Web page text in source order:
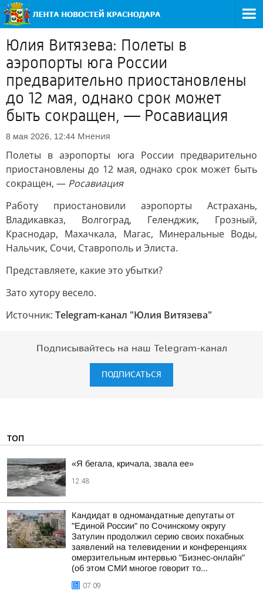
Юлия Витязева: Полеты в
аэропорты юга России
предварительно приостановлены
до 12 мая, однако срок может
быть сокращен, — Росавиация
8 мая 2026, 12:44 Мнения
Полеты в аэропорты юга России предварительно
приостановлены до 12 мая, однако срок может быть
сокращен, — Росавиация
Работу приостановили аэропорты Астрахань,
Владикавказ, Волгоград, Геленджик, Грозный,
Краснодар, Махачкала, Магас, Минеральные Воды,
Нальчик, Сочи, Ставрополь и Элиста.
Представляете, какие это убытки?
Зато хутору весело.
Источник: Telegram-канал "Юлия Витязева"
Подписывайтесь на наш Telegram-канал
ПОДПИСАТЬСЯ
ТОП
«Я бегала, кричала, звала ее»
12:48
Кандидат в одномандатные депутаты от
"Единой России" по Сочинскому округу
Затулин продолжил серию своих похабных
заявлений на телевидении и конференциях
омерзительным интервью "Бизнес-онлайн"
(об этом СМИ многое говорит то...
07:09